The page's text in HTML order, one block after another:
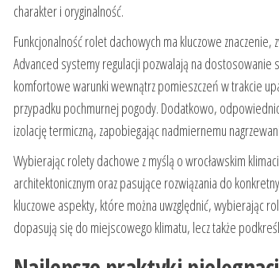
charakter i oryginalność.
Funkcjonalność rolet dachowych ma kluczowe znaczenie,
Advanced systemy regulacji pozwalają na
komfortowe warunki wewnątrz pomieszczeń w trakcie
przypadku pochmurnej pogody. Dodatkowo,
izolację termiczną, zapobiegając nadmiernemu
Wybierając rolety dachowe z myślą o wrocławskim
architektonicznym oraz pasujące rozwiązania do
kluczowe aspekty, które można uwzględnić, wybierając
dopasują się do miejscowego klimatu, lecz także